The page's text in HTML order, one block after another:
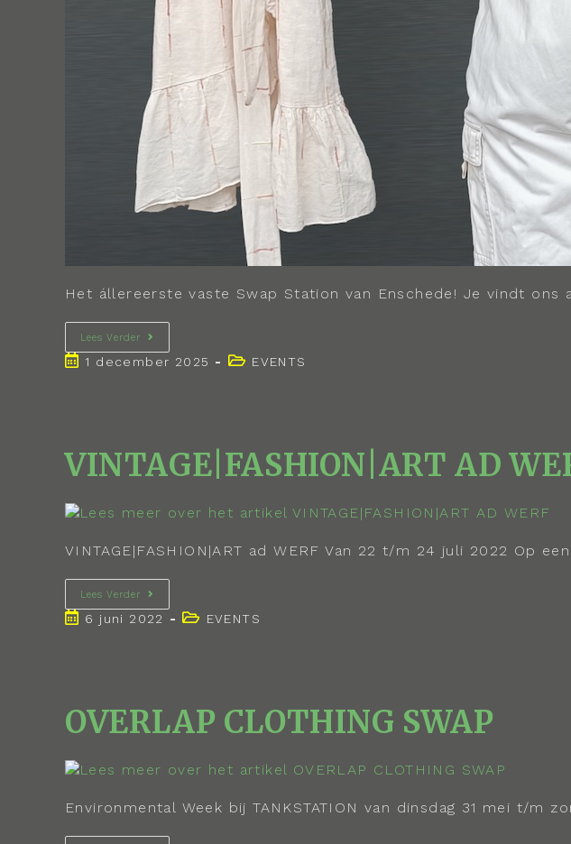
Het állereerste vaste Swap Station van Enschede! Je vindt ons
Lees Verder
1 december 2025 EVENTS
VINTAGE|FASHION|ART AD
VINTAGE|FASHION|ART ad WERF Van 22 t/m 24 juli 2022 Op
Lees Verder
6 juni 2022 EVENTS
OVERLAP CLOTHING SWAP
Environmental Week bij TANKSTATION van dinsdag 31 mei t/m